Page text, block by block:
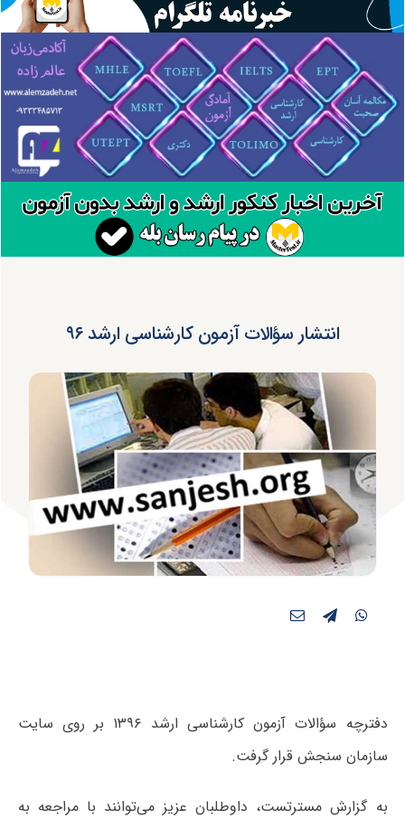
انتشار سؤالات آزمون کارشناسی ارشد ۹۶
دفترچه سؤالات آزمون کارشناسی ارشد ۱۳۹۶ بر روی سایت
سازمان سنجش قرار گرفت.
به گزارش مسترتست، داوطلبان عزیز می‌توانند با مراجعه به